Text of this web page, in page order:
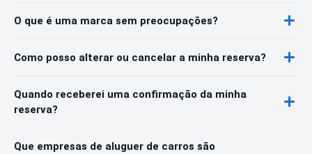
O que é uma marca sem preocupações?
Como posso alterar ou cancelar a minha reserva?
Quando receberei uma confirmação da minha
reserva?
Que empresas de aluguer de carros são